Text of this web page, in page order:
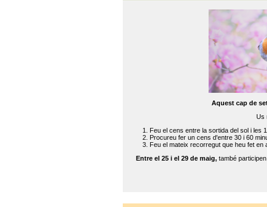
Aquest cap de
Us
Feu el cens entre la sortida del sol i les
Procureu fer un cens d'entre 30 i 60
Feu el mateix recorregut que heu fet en
Entre el 25 i el 29 de maig, també